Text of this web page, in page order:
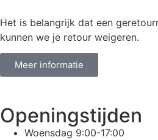
Het is belangrijk dat een
kunnen we je retour weigeren.
Meer informatie
Openingstijden
Woensdag 9:00-17:00